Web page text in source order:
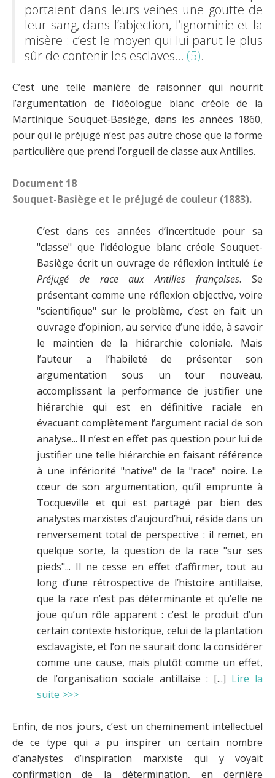
portaient dans leurs veines une goutte de
leur sang, dans l’abjection, l’ignominie et la
misère : c’est le moyen qui lui parut le plus
sûr de contenir les esclaves… (5).
C’est une telle manière de raisonner qui nourrit
l’argumentation de l’idéologue blanc créole de la
Martinique Souquet-Basiège, dans les années 1860,
pour qui le préjugé n’est pas autre chose que la forme
particulière que prend l’orgueil de classe aux Antilles.
Document 18
Souquet-Basiège et le préjugé de couleur (1883).
C’est dans ces années d’incertitude pour sa
"classe" que l’idéologue blanc créole Souquet-
Basiège écrit un ouvrage de réflexion intitulé Le
Préjugé de race aux Antilles françaises. Se
présentant comme une réflexion objective, voire
"scientifique" sur le problème, c’est en fait un
ouvrage d’opinion, au service d’une idée, à savoir
le maintien de la hiérarchie coloniale. Mais
l’auteur a l’habileté de présenter son
argumentation sous un tour nouveau,
accomplissant la performance de justifier une
hiérarchie qui est en définitive raciale en
évacuant complètement l’argument racial de son
analyse... Il n’est en effet pas question pour lui de
justifier une telle hiérarchie en faisant référence
à une infériorité "native" de la "race" noire. Le
cœur de son argumentation, qu’il emprunte à
Tocqueville et qui est partagé par bien des
analystes marxistes d’aujourd’hui, réside dans un
renversement total de perspective : il remet, en
quelque sorte, la question de la race "sur ses
pieds"... Il ne cesse en effet d’affirmer, tout au
long d’une rétrospective de l’histoire antillaise,
que la race n’est pas déterminante et qu’elle ne
joue qu’un rôle apparent : c’est le produit d’un
certain contexte historique, celui de la plantation
esclavagiste, et l’on ne saurait donc la considérer
comme une cause, mais plutôt comme un effet,
de l’organisation sociale antillaise : [...] Lire la
suite >>>
Enfin, de nos jours, c’est un cheminement intellectuel
de ce type qui a pu inspirer un certain nombre
d’analystes d’inspiration marxiste qui y voyait
confirmation de la détermination, en dernière